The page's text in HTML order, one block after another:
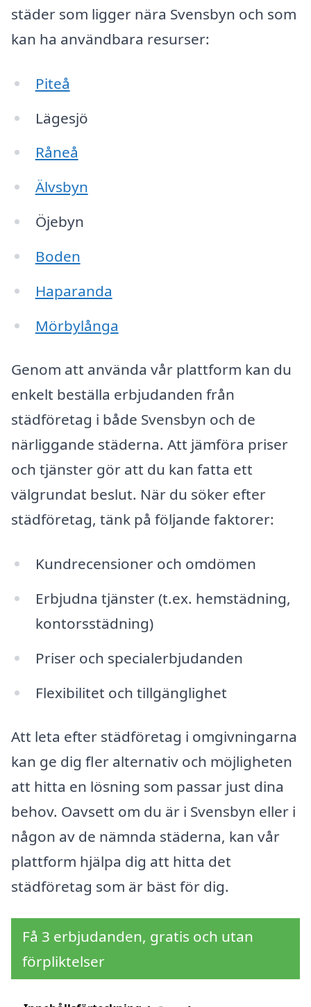
städer som ligger nära Svensbyn och som
kan ha användbara resurser:
Piteå
Lägesjö
Råneå
Älvsbyn
Öjebyn
Boden
Haparanda
Mörbylånga
Genom att använda vår plattform kan du
enkelt beställa erbjudanden från
städföretag i både Svensbyn och de
närliggande städerna. Att jämföra priser
och tjänster gör att du kan fatta ett
välgrundat beslut. När du söker efter
städföretag, tänk på följande faktorer:
Kundrecensioner och omdömen
Erbjudna tjänster (t.ex. hemstädning,
kontorsstädning)
Priser och specialerbjudanden
Flexibilitet och tillgänglighet
Att leta efter städföretag i omgivningarna
kan ge dig fler alternativ och möjligheten
att hitta en lösning som passar just dina
behov. Oavsett om du är i Svensbyn eller i
någon av de nämnda städerna, kan vår
plattform hjälpa dig att hitta det
städföretag som är bäst för dig.
Få 3 erbjudanden, gratis och utan
förpliktelser